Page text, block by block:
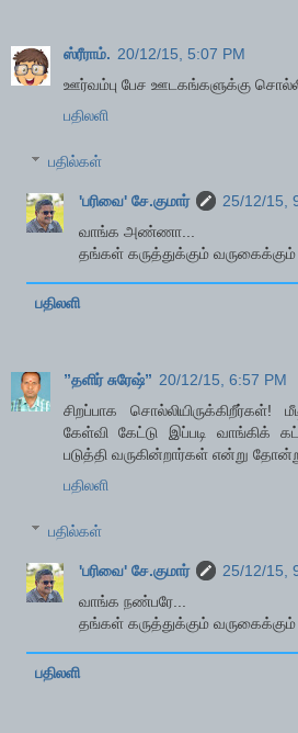
ஸ்ரீராம். 20/12/15, 5:07 PM
ஊர்வம்பு பேச ஊடகங்களுக்கு
பதிலளி
பதில்கள்
'பரிவை' சே.குமார்
25/12/15,
வாங்க அண்ணா...
தங்கள் கருத்துக்கும் வருகைக்கும்
பதிலளி
”தளிர் சுரேஷ்” 20/12/15, 6:57 PM
சிறப்பாக சொல்லியிருக்கிறீர்கள்!
கேள்வி கேட்டு இப்படி வாங்கிக்
படுத்தி வருகின்றார்கள் என்று
பதிலளி
பதில்கள்
'பரிவை' சே.குமார்
25/12/15,
வாங்க நண்பரே...
தங்கள் கருத்துக்கும் வருகைக்கும்
பதிலளி